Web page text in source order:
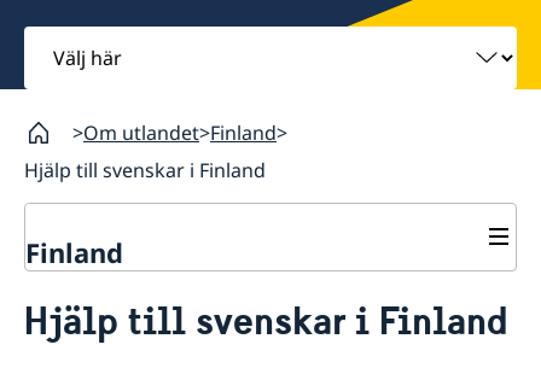
Välj
här
Om utlandet Finland
Hjälp till svenskar i Finland
Finland
Hjälp till svenskar i Finland
Hjälp till svenskar i Finland